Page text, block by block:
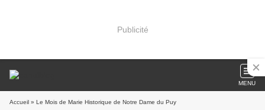
Publicité
MENU
Accueil » Le Mois de Marie Historique de Notre Dame du Puy